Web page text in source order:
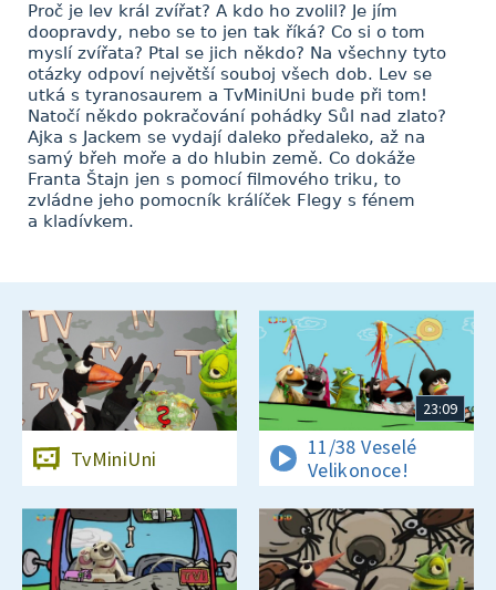
Proč je lev král zvířat? A kdo ho zvolil? Je jím
doopravdy, nebo se to jen tak říká? Co si o tom
myslí zvířata? Ptal se jich někdo? Na všechny tyto
otázky odpoví největší souboj všech dob. Lev se
utká s tyranosaurem a TvMiniUni bude při tom!
Natočí někdo pokračování pohádky Sůl nad zlato?
Ajka s Jackem se vydají daleko předaleko, až na
samý břeh moře a do hlubin země. Co dokáže
Franta Štajn jen s pomocí filmového triku, to
zvládne jeho pomocník králíček Flegy s fénem
a kladívkem.
TvMiniUni
23:09
11/38 Veselé
Velikonoce!